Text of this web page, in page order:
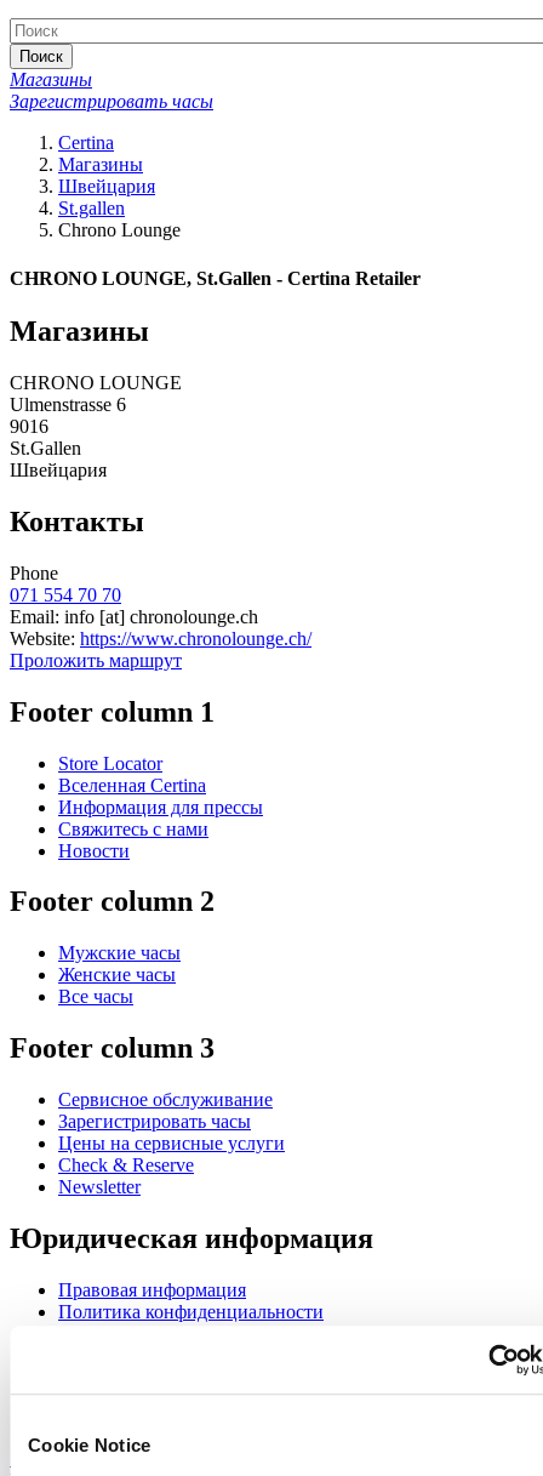
Cookie Notice
Поиск
Магазины
Зарегистрировать часы
Certina
Магазины
Швейцария
St.gallen
Chrono Lounge
CHRONO LOUNGE, St.Gallen - Certina Retailer
Магазины
CHRONO LOUNGE
Ulmenstrasse 6
9016
St.Gallen
Швейцария
Контакты
Phone
071 554 70 70
Email: info [at] chronolounge.ch
Website: https://www.chronolounge.ch/
Проложить маршрут
Footer column 1
Store Locator
Вселенная Certina
Информация для прессы
Свяжитесь с нами
Новости
Footer column 2
Мужские часы
Женские часы
Все часы
Footer column 3
Сервисное обслуживание
Зарегистрировать часы
Цены на сервисные услуги
Check & Reserve
Newsletter
Юридическая информация
Правовая информация
Политика конфиденциальности
Sign up to receive exclusive offers and product reviews
Sign up